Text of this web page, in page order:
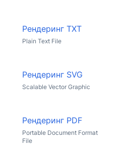
Рендеринг TXT
Plain Text File
Рендеринг SVG
Scalable Vector Graphic
Рендеринг PDF
Portable Document Format
File